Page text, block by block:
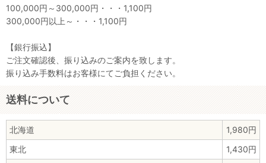
100,000円～300,000円・・・1,100円
300,000円以上～・・・1,100円
【銀行振込】
ご注文確認後、振り込みのご案内を致します。
振り込み手数料はお客様にてご負担ください。
送料について
北海道
1,980円
東北
1,430円